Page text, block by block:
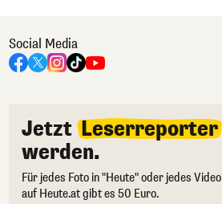
Social Media
Jetzt Leserreporter
werden.
Für jedes Foto in "Heute" oder jedes Video
auf Heute.at gibt es 50 Euro.